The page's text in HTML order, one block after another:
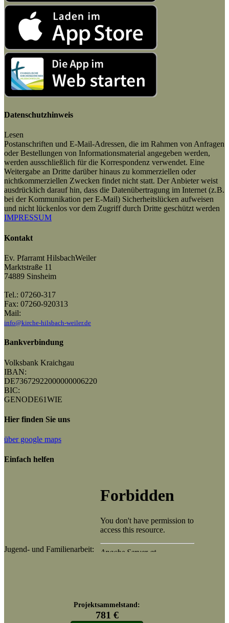
Datenschutzhinweis
Lesen
Postanschriften und E-Mail-Adressen, die im Rahmen von Anfragen
oder Bestellungen von Informationsmaterial angegeben werden,
werden ausschließlich für die Korrespondenz verwendet. Eine
Weitergabe an Dritte darüber hinaus zu kommerziellen oder
nichtkommerziellen Zwecken findet nicht statt. Der Anbieter weist
ausdrücklich darauf hin, dass die Datenübertragung im Internet (z.B.
bei der Kommunikation per E-Mail) Sicherheitslücken aufweisen
und nicht lückenlos vor dem Zugriff durch Dritte geschützt werden
IMPRESSUM
Kontakt
Ev. Pfarramt HilsbachWeiler
Marktstraße 11
74889 Sinsheim
Tel.: 07260-317
Fax: 07260-920313
Mail:
info@kirche-hilsbach-weiler.de
Bankverbindung
Volksbank Kraichgau
IBAN:
DE73672922000000006220
BIC:
GENODE61WIE
Hier finden Sie uns
über google maps
Einfach helfen
Jugend- und Familienarbeit: